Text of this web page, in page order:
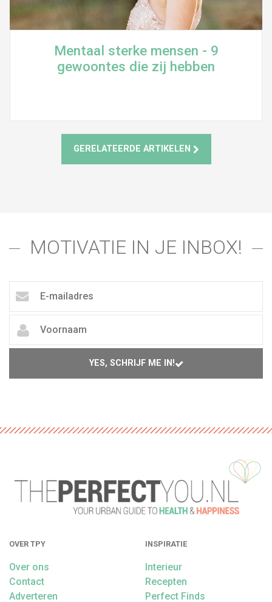
Mentaal sterke mensen - 9
gewoontes die zij hebben
GERELATEERDE ARTIKELEN
MOTIVATIE IN JE INBOX!
YES, SCHRIJF ME IN!
OVER TPY
Over ons
Contact
Adverteren
INSPIRATIE
Interieur
Recepten
Perfect Finds